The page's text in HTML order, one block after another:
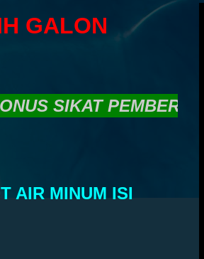
GALON
SIKAT PEMBERSIH
AIR MINUM ISI